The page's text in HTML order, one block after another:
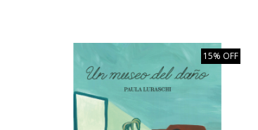
15% OFF